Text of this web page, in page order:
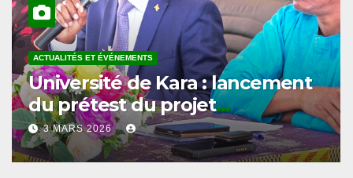
Kara : lancement
projet
à la lutte contre la
ACTUALITÉS ET ÉVÉNEMENTS
Université de
ouvre le
du prétest
lutte contre
2 MARS 2026